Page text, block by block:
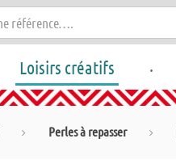
Loisirs créatifs .
Perles à repasser